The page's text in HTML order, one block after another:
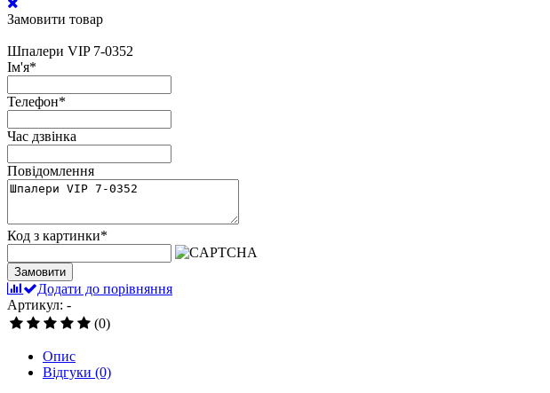
Замовити товар
Шпалери VIP 7-0352
Ім'я*
Телефон*
Час дзвінка
Повідомлення
Код з картинки*
Замовити
Додати до порівняння
Артикул: -
(0)
Опис
Відгуки (0)